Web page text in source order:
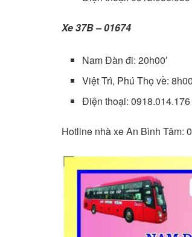
Xe 37B – 01674
Nam Đàn đi: 20h00′
Việt Trì, Phú Thọ về:
Điện thoại: 0918.014.176
Hotline nhà xe An Bình Tâm: